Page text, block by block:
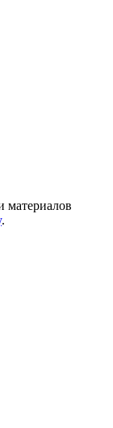
материалов
.